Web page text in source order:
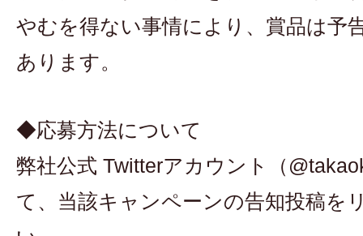
やむを得ない事情により、賞品は予
あります。
◆応募方法について
弊社公式 Twitterアカウント（
て、当該キャンペーンの告知投稿を